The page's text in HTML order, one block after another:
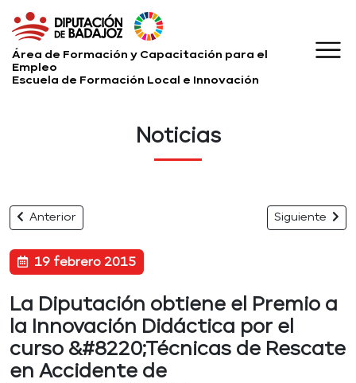
Área de Formación y Capacitación para el
Empleo
Escuela de Formación Local e Innovación
Noticias
Anterior Siguiente
19 febrero 2015
La Diputación obtiene el Premio a
la Innovación Didáctica por el
curso &#8220;Técnicas de Rescate
en Accidente de